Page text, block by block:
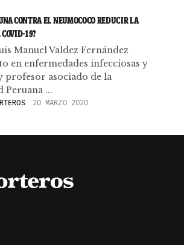
CONTRA EL NEUMOCOCO REDUCIR LA
19?
Manuel Valdez Fernández
en enfermedades infecciosas y
profesor asociado de la
Peruana ...
20 MARZO 2020